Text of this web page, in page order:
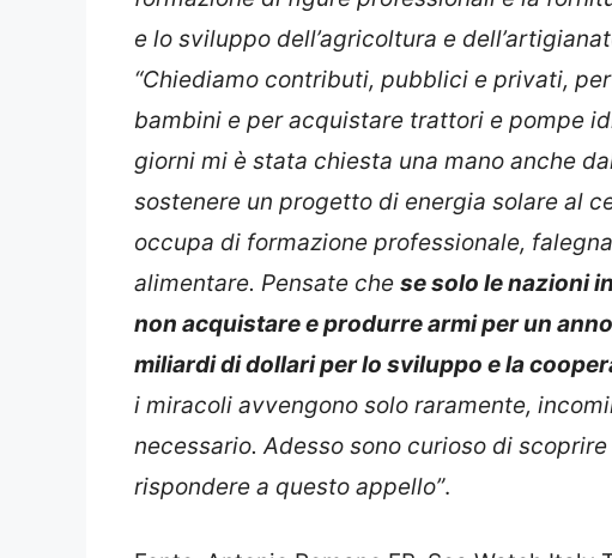
e lo sviluppo dell’agricoltura e
“Chiediamo contributi, pubblici e privati,
bambini e per acquistare trattori e pompe
giorni mi è stata chiesta una mano anche
sostenere un progetto di energia solare al
occupa di formazione professionale,
alimentare. Pensate chese solo le nazioni
non acquistare e produrre armi per un
miliardi di dollari per lo sviluppo e la
i miracoli avvengono solo raramente,
necessario. Adesso sono curioso di
rispondere a questo appello”.